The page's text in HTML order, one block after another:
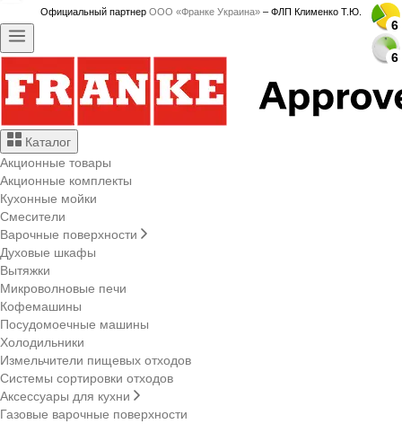
Официальный партнер ООО «Франке Украина» – ФЛП Клименко Т.Ю.
Каталог
Акционные товары
Акционные комплекты
Кухонные мойки
Смесители
Варочные поверхности
Духовые шкафы
Вытяжки
Микроволновые печи
Кофемашины
Посудомоечные машины
Холодильники
Измельчители пищевых отходов
Системы сортировки отходов
Аксессуары для кухни
Газовые варочные поверхности
6
6
6
6
6
6
6
6
6
6
6
6
6
6
6
6
6
6
6
6
6
6
6
6
6
6
6
6
6
6